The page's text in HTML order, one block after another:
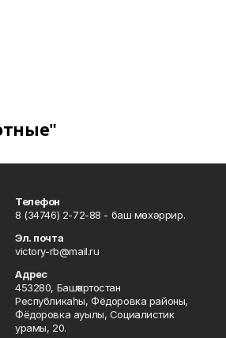
Телефон
8 (34746) 2-72-88 - баш мөхәррир.
Эл. почта
victory-rb@mail.ru
Адрес
453280, Башҡортостан
Республикаһы, Фёдоровка районы,
Фёдоровка ауылы, Социалистик
урамы, 20.